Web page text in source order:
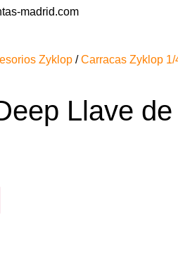
madrid.com
Zyklop /Carracas Zyklop 1/
Llave